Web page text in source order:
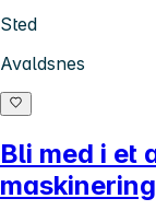
Sted
Avaldsnes
Bli med i et